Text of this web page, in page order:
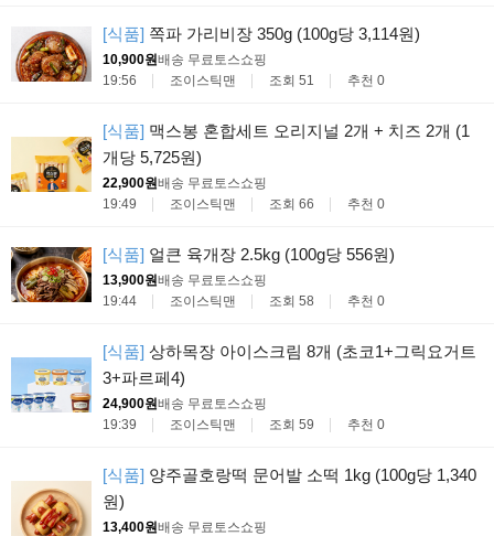
[식품] 쪽파 가리비장 350g (100g당 3,114원)
10,900원배송 무료 토스쇼핑
19:56
조이스틱맨 조회 51 추천 0
[식품] 맥스봉 혼합세트 오리지널 2개 + 치즈 2개 (1
개당 5,725원)
22,900원배송 무료 토스쇼핑
19:49
조이스틱맨 조회 66 추천 0
[식품] 얼큰 육개장 2.5kg (100g당 556원)
13,900원배송 무료 토스쇼핑
19:44
조이스틱맨 조회 58 추천 0
[식품] 상하목장 아이스크림 8개 (초코1+그릭요거트
3+파르페4)
24,900원배송 무료 토스쇼핑
19:39
조이스틱맨 조회 59 추천 0
[식품] 양주골호랑떡 문어발 소떡 1kg (100g당 1,340
원)
13,400원배송 무료 토스쇼핑